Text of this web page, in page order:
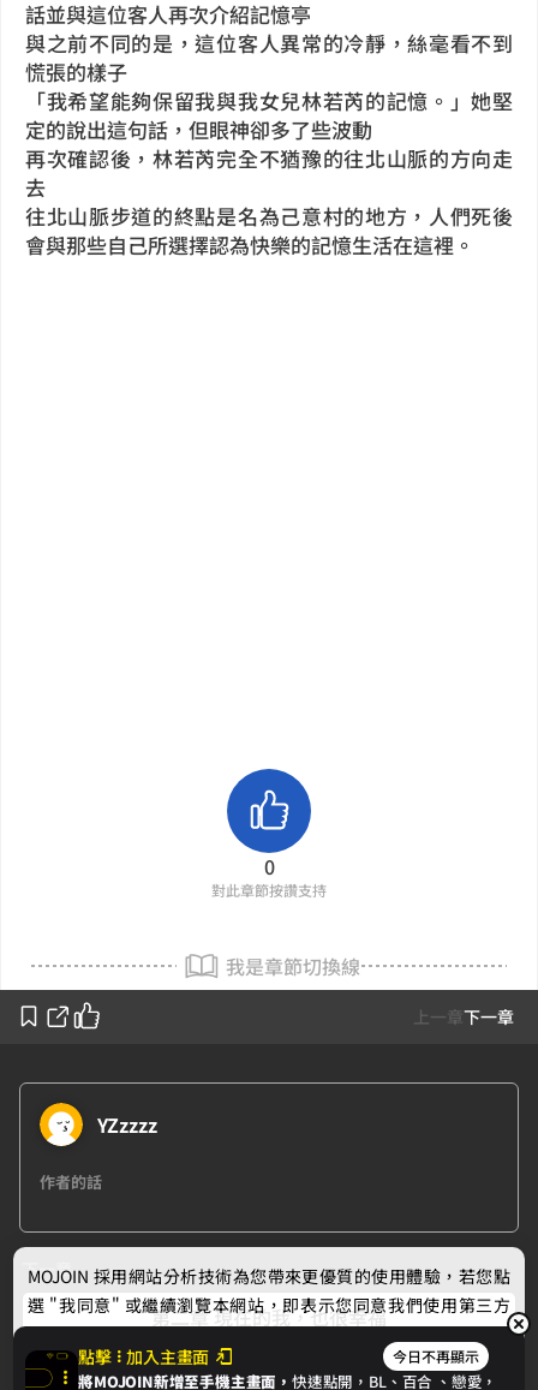
上一章下一章
話並與這位客人再次介紹記憶亭
與之前不同的是，這位客人異常的冷靜，絲毫看不到
慌張的樣子
「我希望能夠保留我與我女兒林若芮的記憶。」她堅
定的說出這句話，但眼神卻多了些波動
再次確認後，林若芮完全不猶豫的往北山脈的方向走
去
往北山脈步道的終點是名為己意村的地方，人們死後
會與那些自己所選擇認為快樂的記憶生活在這裡。
0
對此章節按讚支持
我是章節切換線
YZzzzz
作者的話
下一章
第二章 現在的我，也很幸福
點擊 加入主畫面 今日不再顯示
將MOJOIN新增至手機主畫面，快速點開，BL、 百合 、戀愛，
MOJOIN 採用網站分析技術為您帶來更優質的使用體驗，若您點
選 "我同意" 或繼續瀏覽本網站，即表示您同意我們使用第三方
Cookie，欲瞭解更多資訊請見隱私權政策。